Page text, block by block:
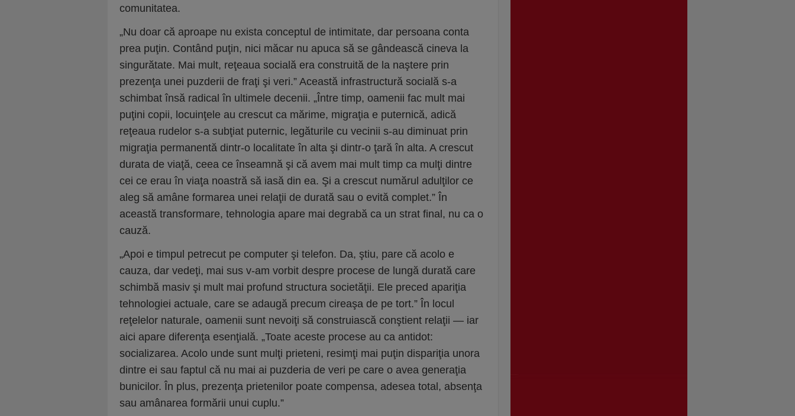
comunitatea.
„Nu doar că aproape nu exista conceptul de intimitate, dar persoana conta
prea puţin. Contând puţin, nici măcar nu apuca să se gândească cineva la
singurătate. Mai mult, reţeaua socială era construită de la naştere prin
prezenţa unei puzderii de fraţi şi veri.” Această infrastructură socială s-a
schimbat însă radical în ultimele decenii. „Între timp, oamenii fac mult mai
puţini copii, locuinţele au crescut ca mărime, migraţia e puternică, adică
reţeaua rudelor s-a subţiat puternic, legăturile cu vecinii s-au diminuat prin
migraţia permanentă dintr-o localitate în alta şi dintr-o ţară în alta. A crescut
durata de viaţă, ceea ce înseamnă şi că avem mai mult timp ca mulţi dintre
cei ce erau în viaţa noastră să iasă din ea. Şi a crescut numărul adulţilor ce
aleg să amâne formarea unei relaţii de durată sau o evită complet.” În
această transformare, tehnologia apare mai degrabă ca un strat final, nu ca o
cauză.
„Apoi e timpul petrecut pe computer şi telefon. Da, ştiu, pare că acolo e
cauza, dar vedeţi, mai sus v-am vorbit despre procese de lungă durată care
schimbă masiv şi mult mai profund structura societăţii. Ele preced apariţia
tehnologiei actuale, care se adaugă precum cireaşa de pe tort.” În locul
reţelelor naturale, oamenii sunt nevoiţi să construiască conştient relaţii — iar
aici apare diferenţa esenţială. „Toate aceste procese au ca antidot:
socializarea. Acolo unde sunt mulţi prieteni, resimţi mai puţin dispariţia unora
dintre ei sau faptul că nu mai ai puzderia de veri pe care o avea generaţia
bunicilor. În plus, prezenţa prietenilor poate compensa, adesea total, absenţa
sau amânarea formării unui cuplu.”